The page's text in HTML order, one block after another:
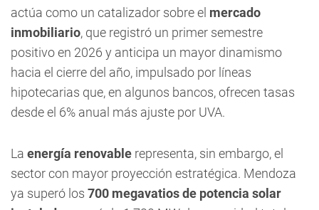
actúa como un catalizador sobre el mercado
inmobiliario, que registró un primer semestre
positivo en 2026 y anticipa un mayor dinamismo
hacia el cierre del año, impulsado por líneas
hipotecarias que, en algunos bancos, ofrecen tasas
desde el 6% anual más ajuste por UVA.
La energía renovable representa, sin embargo, el
sector con mayor proyección estratégica. Mendoza
ya superó los 700 megavatios de potencia solar